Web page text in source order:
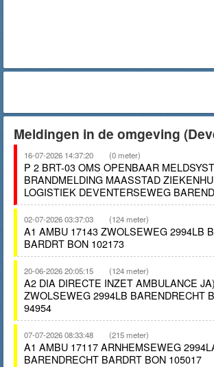
Meldingen in de omgeving
16-07-2026 14:37:20 (0 meter)
P 2 BRT-03 OMS OPENBAAR
BRANDMELDING MAASSTAD
LOGISTIEK DEVENTERSEWEG
02-07-2026 03:37:03 (124 meter)
A1 AMBU 17143 ZWOLSEWEG 2994LB
BARDRT BON 102173
20-06-2026 20:05:15 (124 meter)
A2 DIA DIRECTE INZET AMBULANCE
ZWOLSEWEG 2994LB BARENDRECHT
94954
07-07-2026 08:33:48 (215 meter)
A1 AMBU 17117 ARNHEMSEWEG
BARENDRECHT BARDRT BON 105017